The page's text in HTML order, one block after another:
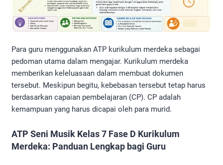
Para guru menggunakan ATP kurikulum merdeka sebagai
pedoman utama dalam mengajar. Kurikulum merdeka
memberikan keleluasaan dalam membuat dokumen
tersebut. Meskipun begitu, kebebasan tersebut tetap harus
berdasarkan capaian pembelajaran (CP). CP adalah
kemampuan yang harus dicapai oleh para murid.
ATP Seni Musik Kelas 7 Fase D Kurikulum
Merdeka: Panduan Lengkap bagi Guru